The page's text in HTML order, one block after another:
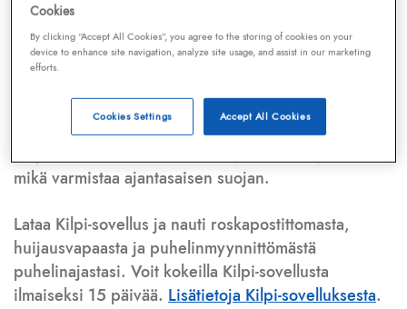
Puhelinnumero
Telemarkkinointiliiton jaKilpi-sovelluksen
tietokannasta, joka kattaa satoja tuhansia
Lisäksi tunnistamme automaattisesti, jos kyseessä on
puhelinhuijarin numero, sähköpostiosoitetai
huijausviesti. Tietokantaamme päivitetään jatkuvasti,
mikä varmistaa ajantasaisen suojan.
Lataa Kilpi-sovellus ja nauti roskapostittomasta,
huijausvapaasta ja puhelinmyynnittömästä
puhelinajastasi. Voit kokeilla Kilpi-sovellusta
ilmaiseksi 15 päivää. Lisätietoja Kilpi-sovelluksesta.
Cookies
By clicking “Accept All Cookies”, you agree to the storing of cookies on your
device to enhance site navigation, analyze site usage, and assist in our marketing
efforts.
Accept All Cookies
Cookies Settings